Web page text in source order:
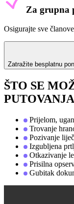
Za grupna
Osigurajte sve
Zatražite besplatnu
ŠTO SE
Prijelom,
Trovanje
Pozivanje
Izgubljena
Otkazivanje
Prisilna
Gubitak